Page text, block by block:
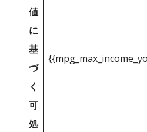
値
に
基
づ
く
可
処